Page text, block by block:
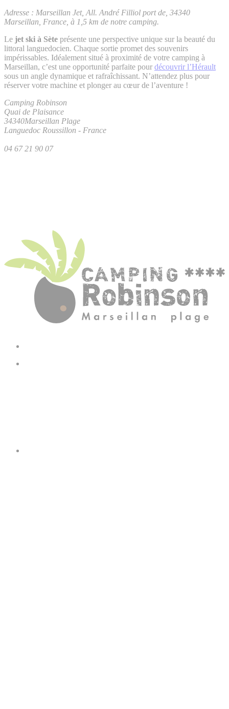
Adresse : Marseillan Jet, All. André Filliol port de, 34340
Marseillan, France, à 1,5 km de notre camping.
Le jet ski à Sète présente une perspective unique sur la beauté du
littoral languedocien. Chaque sortie promet des souvenirs
impérissables. Idéalement situé à proximité de votre camping à
Marseillan, c’est une opportunité parfaite pour découvrir l’Hérault
sous un angle dynamique et rafraîchissant. N’attendez plus pour
réserver votre machine et plonger au cœur de l’aventure !
Camping Robinson
Quai de Plaisance
34340Marseillan Plage
Languedoc Roussillon - France
04 67 21 90 07